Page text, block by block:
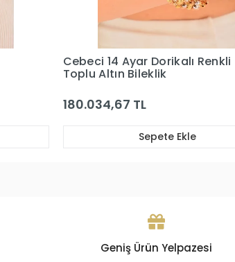
Cebeci 14 Ayar Dorikalı Hasır İp
Altın Bileklik
75.397,43 TL
Sepete Ekle
Geniş Ürün Yelpazesi